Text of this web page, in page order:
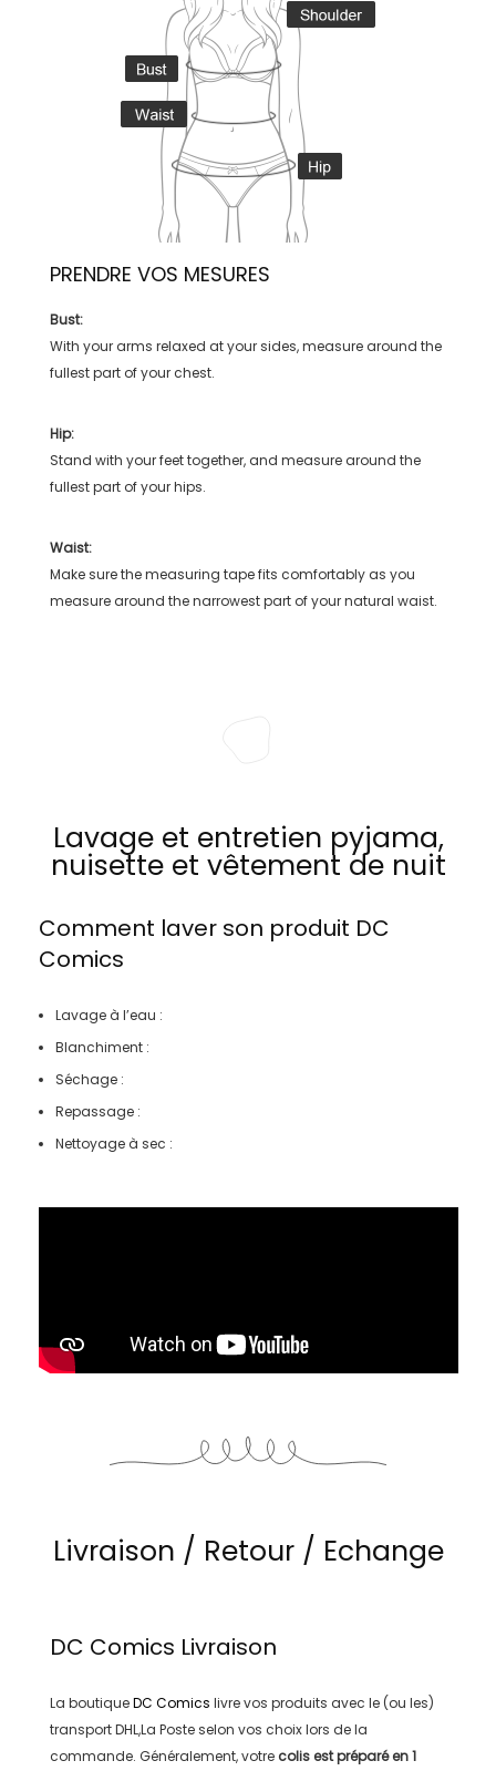
PRENDRE VOS MESURES
Bust:
With your arms relaxed at your sides, measure around the
fullest part of your chest.
Hip:
Stand with your feet together, and measure around the
fullest part of your hips.
Waist:
Make sure the measuring tape fits comfortably as you
measure around the narrowest part of your natural waist.
Lavage et entretien pyjama,
nuisette et vêtement de nuit
Comment laver son produit DC
Comics
Lavage à l’eau :
Blanchiment :
Séchage :
Repassage :
Nettoyage à sec :
Livraison / Retour / Echange
DC Comics Livraison
La boutiqueDC Comics livre vos produits avec le (ou les)
transportDHL,La Posteselon vos choix lors de la
commande. Généralement, votre colis est préparé en1